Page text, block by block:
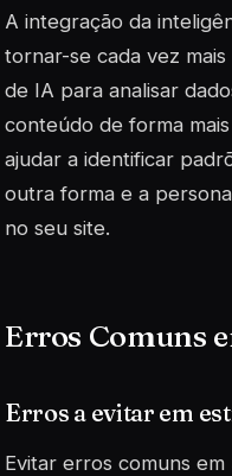
A integração da
tornar-se cada vez
de IA para analisar
conteúdo de forma
ajudar a identificar
outra forma e a
no seu site.
Erros Comuns
Erros a evitar em
Evitar erros comuns